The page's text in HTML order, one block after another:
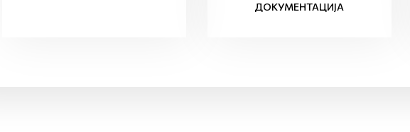
ДОКУМЕНТАЦИЈА